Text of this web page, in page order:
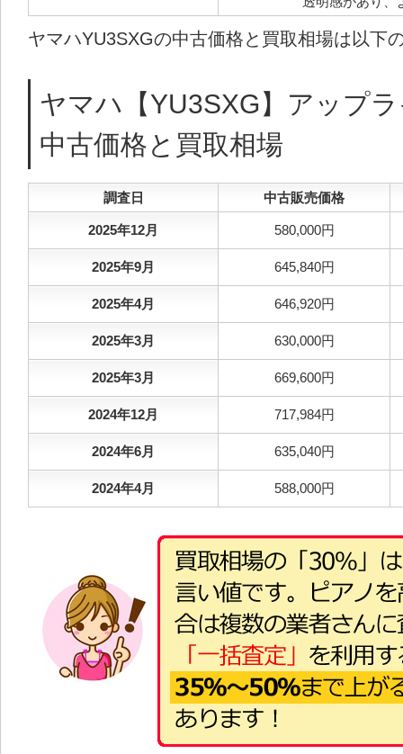
ヤマハYU3SXGの中古価格と買取相場は以下
ヤマハ【YU3SXG】アップ
中古価格と買取相場
調査日 中古販売価格
2025年12月 580,000円
2025年9月 645,840円
2025年4月 646,920円
2025年3月 630,000円
2025年3月 669,600円
2024年12月 717,984円
2024年6月 635,040円
2024年4月 588,000円